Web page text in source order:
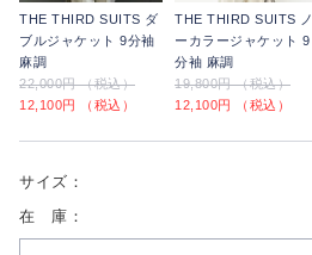
THE THIRD SUITS ダ
ブルジャケット 9分袖
麻調
22,000円 （税込）
12,100円 （税込）
THE THIRD SUITS ノ
ーカラージャケット 9
分袖 麻調
19,800円 （税込）
12,100円 （税込）
サイズ：
在 庫：